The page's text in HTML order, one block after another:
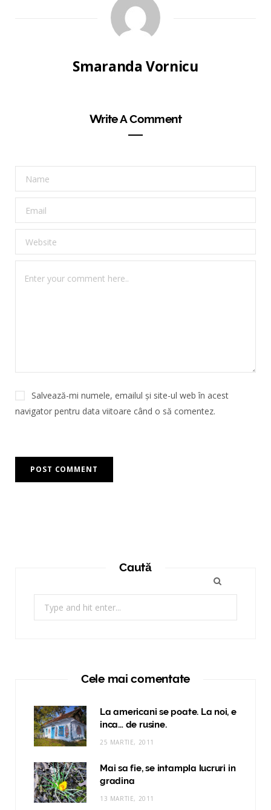
Smaranda Vornicu
Write A Comment
Salvează-mi numele, emailul și site-ul web în acest
navigator pentru data viitoare când o să comentez.
Caută
Cele mai comentate
La americani se poate. La noi, e
inca… de rusine.
25 MARTIE, 2011
Mai sa fie, se intampla lucruri in
gradina
13 MARTIE, 2011